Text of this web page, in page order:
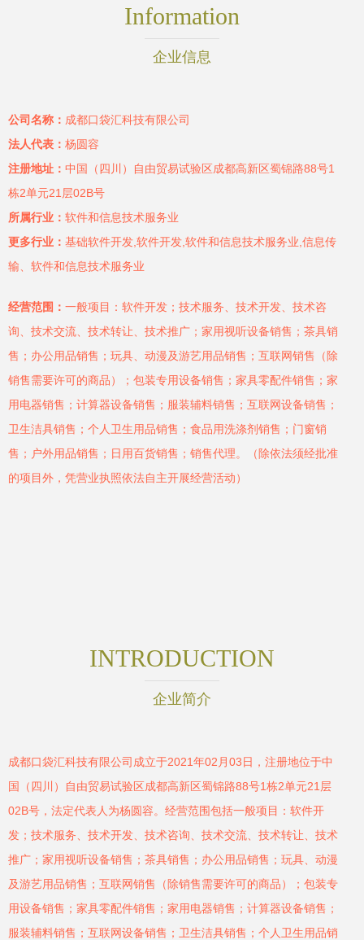
Information
企业信息
公司名称： 成都口袋汇科技有限公司
法人代表： 杨圆容
注册地址： 中国（四川）自由贸易试验区成都高新区蜀锦路88号1
栋2单元21层02B号
所属行业： 软件和信息技术服务业
更多行业： 基础软件开发,软件开发,软件和信息技术服务业,信息传
输、软件和信息技术服务业
经营范围： 一般项目：软件开发；技术服务、技术开发、技术咨
询、技术交流、技术转让、技术推广；家用视听设备销售；茶具销
售；办公用品销售；玩具、动漫及游艺用品销售；互联网销售（除
销售需要许可的商品）；包装专用设备销售；家具零配件销售；家
用电器销售；计算器设备销售；服装辅料销售；互联网设备销售；
卫生洁具销售；个人卫生用品销售；食品用洗涤剂销售；门窗销
售；户外用品销售；日用百货销售；销售代理。（除依法须经批准
的项目外，凭营业执照依法自主开展经营活动）
INTRODUCTION
企业简介
成都口袋汇科技有限公司成立于2021年02月03日，注册地位于中
国（四川）自由贸易试验区成都高新区蜀锦路88号1栋2单元21层
02B号，法定代表人为杨圆容。经营范围包括一般项目：软件开
发；技术服务、技术开发、技术咨询、技术交流、技术转让、技术
推广；家用视听设备销售；茶具销售；办公用品销售；玩具、动漫
及游艺用品销售；互联网销售（除销售需要许可的商品）；包装专
用设备销售；家具零配件销售；家用电器销售；计算器设备销售；
服装辅料销售；互联网设备销售；卫生洁具销售；个人卫生用品销